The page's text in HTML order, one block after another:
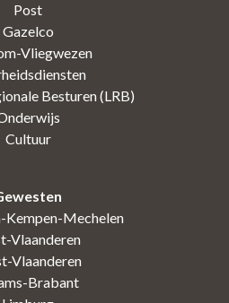
Post
Gazelco
Vliegwezen
Besturen (LRB)
Cultuur
Kempen-Mechelen
Vlaanderen
Vlaanderen
Brabant